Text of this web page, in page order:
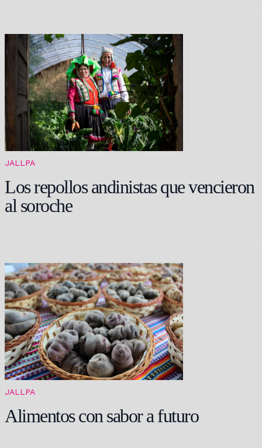
JALLPA
Los repollos andinistas que vencieron
al soroche
JALLPA
Alimentos con sabor a futuro